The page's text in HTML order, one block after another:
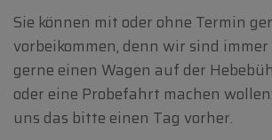
Sie können mit oder ohne Termin
vorbeikommen, denn wir sind immer
gerne einen Wagen auf der
oder eine Probefahrt machen
uns das bitte einen Tag vorher.